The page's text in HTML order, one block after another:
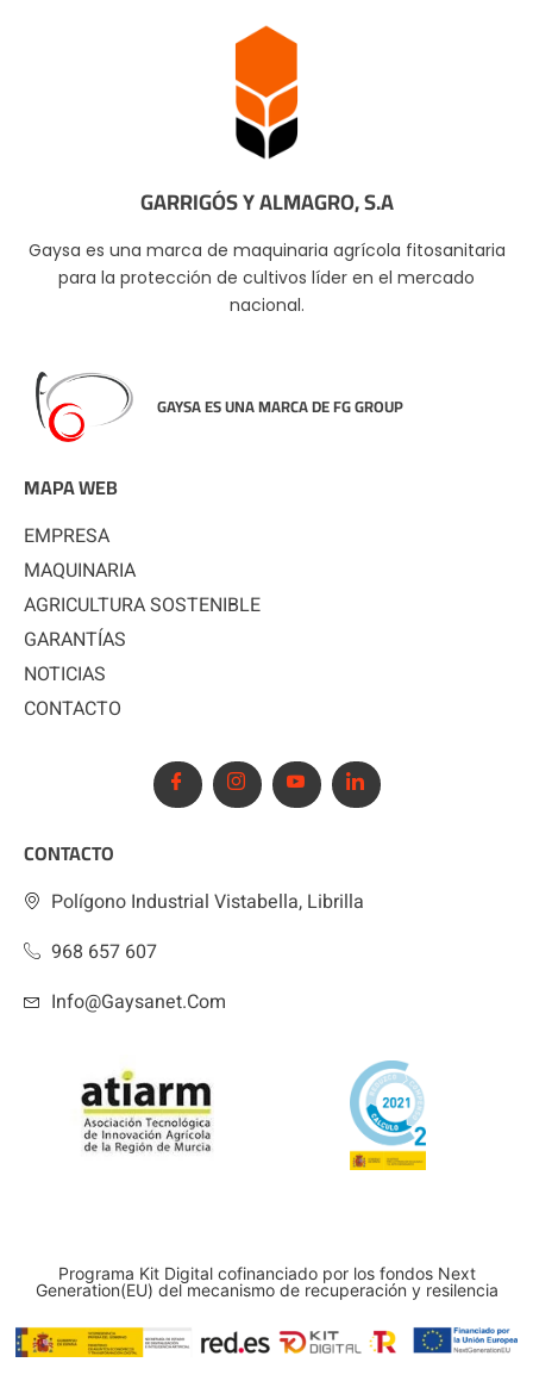
GARRIGÓS Y ALMAGRO, S.A
Gaysa es una marca de maquinaria agrícola fitosanitaria
para la protección de cultivos líder en el mercado
nacional.
GAYSA ES UNA MARCA DE FG GROUP
MAPA WEB
EMPRESA
MAQUINARIA
AGRICULTURA SOSTENIBLE
GARANTÍAS
NOTICIAS
CONTACTO
CONTACTO
Polígono Industrial Vistabella, Librilla
968 657 607
Info@gaysanet.com
Programa Kit Digital cofinanciado por los fondos Next
Generation(EU) del mecanismo de recuperación y resilencia